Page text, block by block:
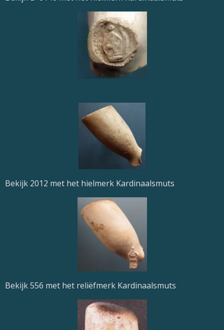
Bekijk 2012 met het hielmerk Kardinaalsmuts
Bekijk 556 met het reliëfmerk Kardinaalsmuts